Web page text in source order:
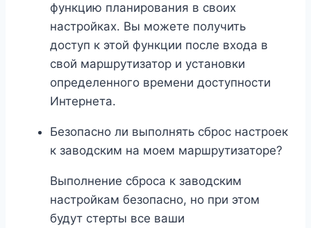
функцию планирования в своих
настройках. Вы можете получить
доступ к этой функции после входа в
свой маршрутизатор и установки
определенного времени доступности
Интернета.
Безопасно ли выполнять сброс настроек
к заводским на моем маршрутизаторе?
Выполнение сброса к заводским
настройкам безопасно, но при этом
будут стерты все ваши